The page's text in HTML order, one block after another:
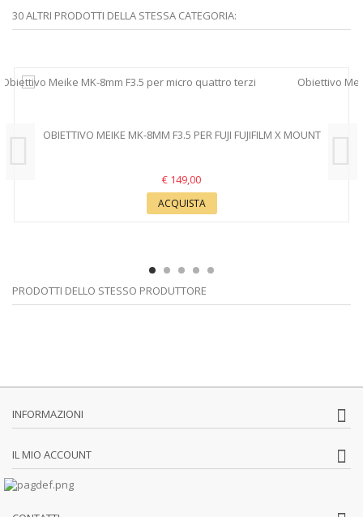
30 ALTRI PRODOTTI DELLA STESSA CATEGORIA:
OBIETTIVO MEIKE MK-8MM F3.5 PER FUJI FUJIFILM X MOUNT
€ 149,00
ACQUISTA
PRODOTTI DELLO STESSO PRODUTTORE
INFORMAZIONI
IL MIO ACCOUNT